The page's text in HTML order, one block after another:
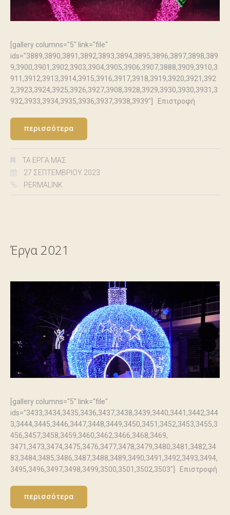
[gallery columns="5" link="file"
ids="3889,3890,3891,3892,3893,3894,3895,3896,3897,3898,389
9,3900,3901,3902,3903,3904,3905,3906,3907,3888,3909,3910,3
911,3912,3913,3914,3915,3916,3917,3918,3919,3920,3921,392
2,3923,3924,3925,3926,3927,3908,3928,3929,3930,3930,3931,3
932,3933,3934,3935,3936,3937,3938,3939"] Επιστροφή
περισσότερα
ΤΑ ΈΡΓΑ ΜΑΣ
27 ΣΕΠΤΕΜΒΡΊΟΥ 2023
PERMALINK
Έργα 2021
[gallery columns="5" link="file"
ids="3433,3434,3435,3436,3437,3438,3439,3440,3441,3442,344
3,3444,3445,3446,3447,3448,3449,3450,3451,3452,3453,3455,3
456,3457,3458,3459,3460,3462,3466,3468,3469,
3471,3473,3474,3475,3476,3477,3478,3479,3480,3481,3482,34
83,3484,3485,3486,3487,3488,3489,3490,3491,3492,3493,3494,
3495,3496,3497,3498,3499,3500,3501,3502,3503"] Επιστροφή
περισσότερα